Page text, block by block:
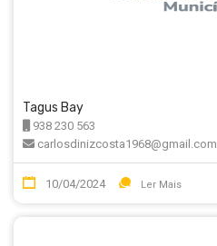
Tagus Bay
938 230 563
carlosdinizcosta1968@gmail.com
10/04/2024 Ler Mais